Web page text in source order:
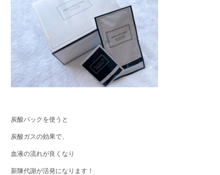
炭酸パックを使うと
炭酸ガスの効果で、
血液の流れが良くなり
新陳代謝が活発になります！